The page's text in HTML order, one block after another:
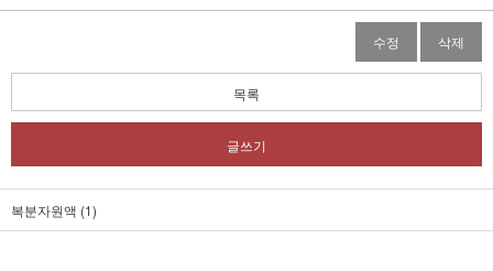
수정 삭제
목록
글쓰기
복분자원액 (1)